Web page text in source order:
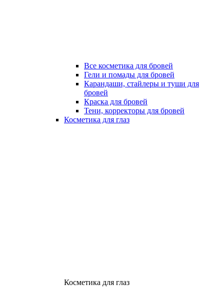
Все косметика для бровей
Гели и помады для бровей
Карандаши, стайлеры и туши для
бровей
Краска для бровей
Тени, корректоры для бровей
Косметика для глаз
Косметика для глаз